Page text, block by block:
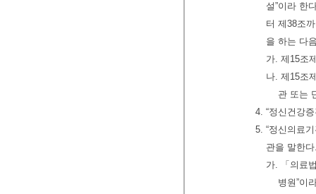
설”이라 한
터 제38조
을 하는 다
가. 제15조
나. 제15조
관 또는
4. “정신건강
5. “정신의료
관을 말한
가. 「의료
병원”이